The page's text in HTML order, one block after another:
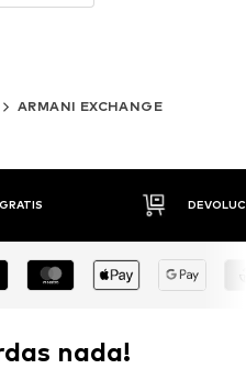
ARMANI EXCHANGE
DÍAS
nada!